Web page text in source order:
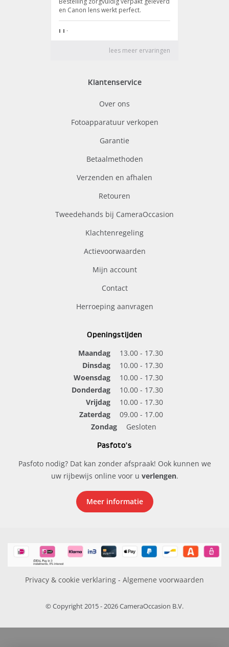
Klantenservice
Over ons
Fotoapparatuur verkopen
Garantie
Betaalmethoden
Verzenden en afhalen
Retouren
Tweedehands bij CameraOccasion
Klachtenregeling
Actievoorwaarden
Mijn account
Contact
Herroeping aanvragen
Openingstijden
Maandag
13.00 - 17.30
Dinsdag
10.00 - 17.30
Woensdag
10.00 - 17.30
Donderdag
10.00 - 17.30
Vrijdag
10.00 - 17.30
Zaterdag
09.00 - 17.00
Zondag
Gesloten
Pasfoto's
Pasfoto nodig? Dat kan zonder afspraak! Ook kunnen we
uw rijbewijs online voor u verlengen.
Meer informatie
Privacy & cookie verklaring - Algemene voorwaarden
© Copyright 2015 - 2026 CameraOccasion B.V.